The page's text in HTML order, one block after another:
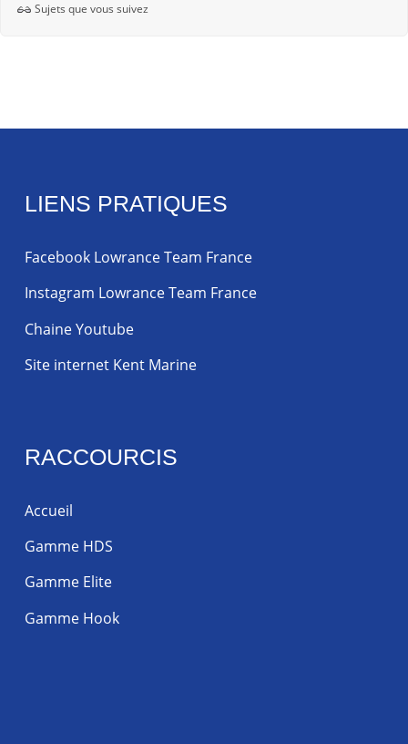
Sujets que vous suivez
LIENS PRATIQUES
Facebook Lowrance Team France
Instagram Lowrance Team France
Chaine Youtube
Site internet Kent Marine
RACCOURCIS
Accueil
Gamme HDS
Gamme Elite
Gamme Hook